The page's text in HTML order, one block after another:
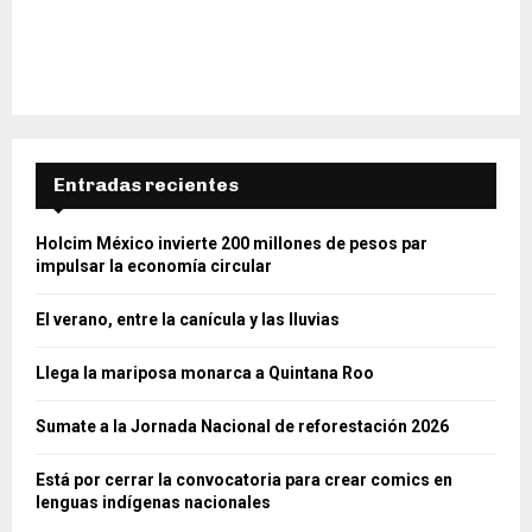
Entradas recientes
Holcim México invierte 200 millones de pesos par
impulsar la economía circular
El verano, entre la canícula y las lluvias
Llega la mariposa monarca a Quintana Roo
Sumate a la Jornada Nacional de reforestación 2026
Está por cerrar la convocatoria para crear comics en
lenguas indígenas nacionales